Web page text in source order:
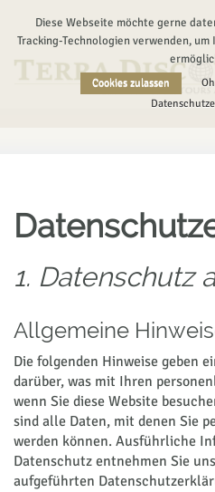
1. Datenschutz
Allgemeine
Die folgenden Hinweise geben
darüber, was mit Ihren
wenn Sie diese Website
sind alle Daten, mit denen Sie
werden können. Ausführliche
Datenschutz entnehmen Sie
aufgeführten
Diese Webseite möchte gerne
Tracking-Technologien verwenden,
Cookies zulassen